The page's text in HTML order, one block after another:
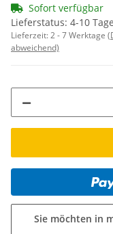
Sofort verfügbar
Lieferstatus: 4-10 Tage
Lieferzeit:2 - 7 Werktage
abweichend)
Sie möchten in